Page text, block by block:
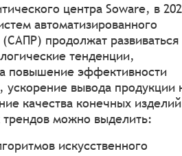
центра Soware, в
автоматизированного
продолжат развиваться
тенденции,
повышение эффективности
ускорение вывода продукции
качества конечных
можно выделить:
искусственного